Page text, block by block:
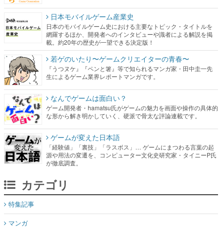
日本モバイルゲーム産業史
日本のモバイルゲーム史における主要なトピック・タイトルを
網羅するほか、開発者へのインタビューや識者による解説を掲
載。約20年の歴史が一望できる決定版！
若ゲのいたり〜ゲームクリエイターの青春〜
『うつヌケ』『ペンと箸』等で知られるマンガ家・田中圭一先
生によるゲーム業界レポートマンガです。
なんでゲームは面白い？
ゲーム開発者・hamatsu氏がゲームの魅力を画面や操作の具体的
な形から解き明かしていく、硬派で骨太な評論連載です。
ゲームが変えた日本語
「経験値」「裏技」「ラスボス」… ゲームにまつわる言葉の起
源や用法の変遷を、コンピューター文化史研究家・タイニーP氏
が徹底調査。
カテゴリ
特集記事
マンガ